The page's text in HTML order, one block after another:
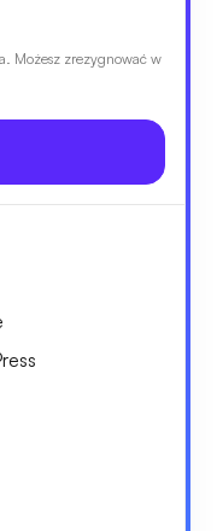
Możesz zrezygnować w